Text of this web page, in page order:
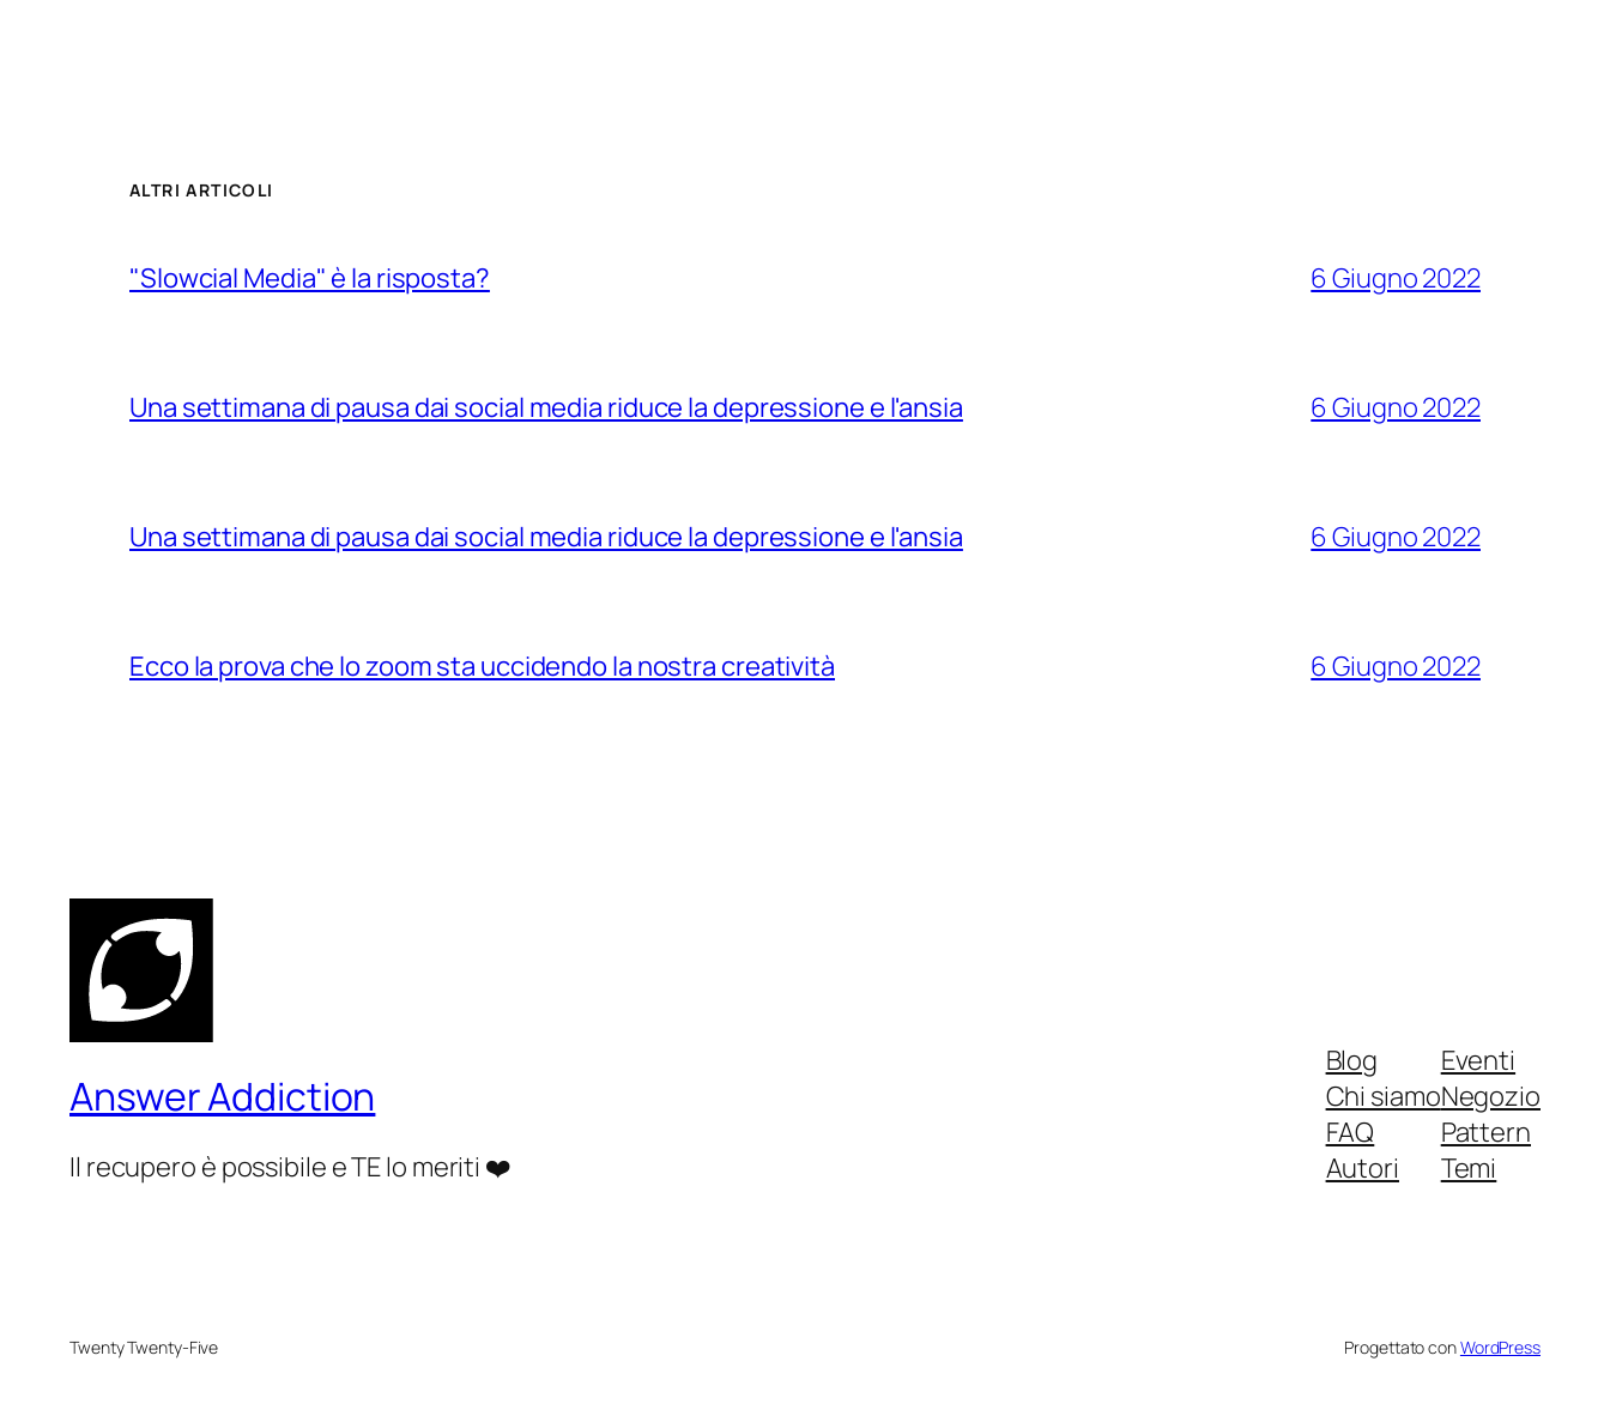
ALTRI ARTICOLI
"Slowcial Media" è la risposta? 6 Giugno 2022
Una settimana di pausa dai social media riduce la depressione e l'ansia 6 Giugno 2022
Una settimana di pausa dai social media riduce la depressione e l'ansia 6 Giugno 2022
Ecco la prova che lo zoom sta uccidendo la nostra creatività 6 Giugno 2022
Answer Addiction
Il recupero è possibile e TE lo meriti ❤️
Blog
Chi siamo
FAQ
Autori
Eventi
Negozio
Pattern
Temi
Twenty Twenty-Five Progettato conWordPress